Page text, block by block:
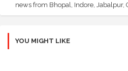
news from Bhopal, Indore, Jabalpur,
YOU MIGHT LIKE